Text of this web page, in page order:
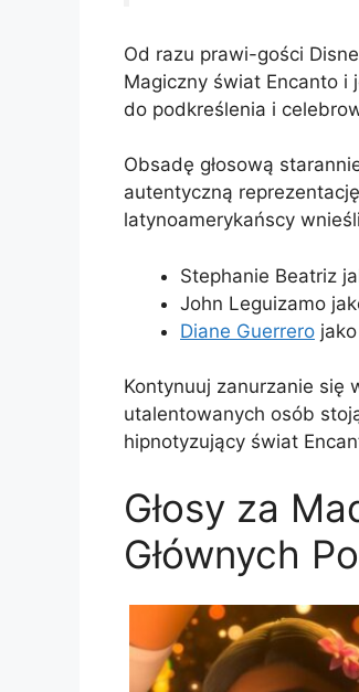
Od razu prawi-gości
Magiczny świat Encanto i
do podkreślenia i
Obsadę głosową
autentyczną
latynoamerykańscy
Stephanie Beatriz
John Leguizamo
Diane Guerrero
Kontynuuj zanurzanie się
utalentowanych osób
hipnotyzujący świat
Głosy za
Głównych